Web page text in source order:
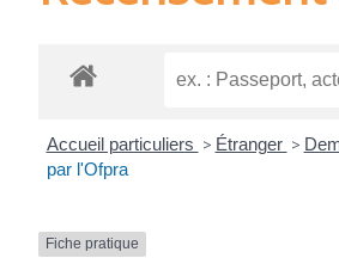
Accueil particuliers > Étranger >
par l'Ofpra
Fiche pratique